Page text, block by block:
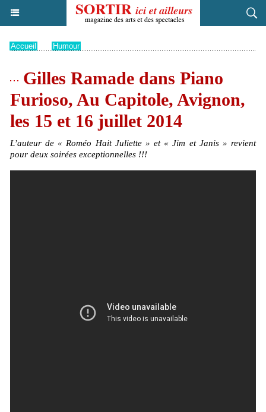
Accueil Humour
Gilles Ramade dans Piano
Furioso, Au Capitole, Avignon,
les 15 et 16 juillet 2014
L’auteur de « Roméo Hait Juliette » et « Jim et Janis » revient
pour deux soirées exceptionnelles !!!